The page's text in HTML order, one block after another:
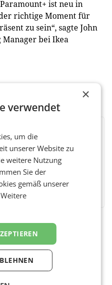
ist neu in
richtige Moment für
zu sein“, sagte John
bei Ikea
LinkedInXING Teilen
Schöber abberufen und
×
verwendet
um die
unserer Website zu
weitere Nutzung
Sie der
gemäß unserer
Weitere